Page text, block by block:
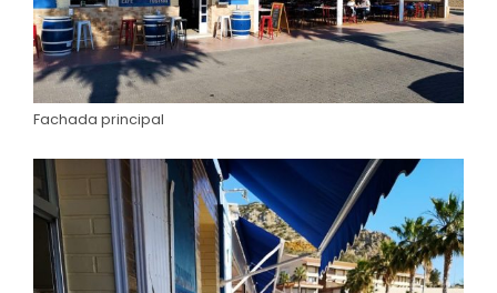
Fachada principal